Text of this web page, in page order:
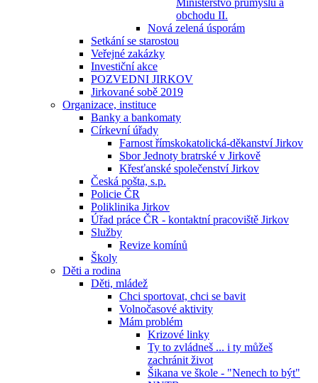
Ministerstvo průmyslu a
obchodu II.
Nová zelená úsporám
Setkání se starostou
Veřejné zakázky
Investiční akce
POZVEDNI JIRKOV
Jirkované sobě 2019
Organizace, instituce
Banky a bankomaty
Církevní úřady
Farnost římskokatolická-děkanství Jirkov
Sbor Jednoty bratrské v Jirkově
Křesťanské společenství Jirkov
Česká pošta, s.p.
Policie ČR
Poliklinika Jirkov
Úřad práce ČR - kontaktní pracoviště Jirkov
Služby
Revize komínů
Školy
Děti a rodina
Děti, mládež
Chci sportovat, chci se bavit
Volnočasové aktivity
Mám problém
Krizové linky
Ty to zvládneš ... i ty můžeš
zachránit život
Šikana ve škole - "Nenech to být"